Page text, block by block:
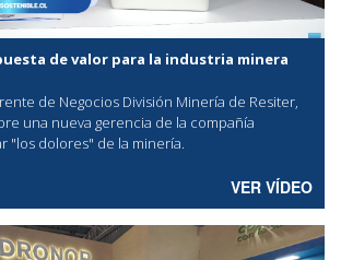
de valor para la industria minera
de Negocios División Minería de Resiter,
una nueva gerencia de la compañía
"los dolores" de la minería.
VER VÍDEO